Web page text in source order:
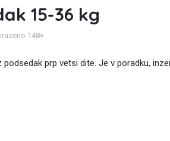
15-36 kg
148×
podsedak prp vetsi dite. Je v poradku,